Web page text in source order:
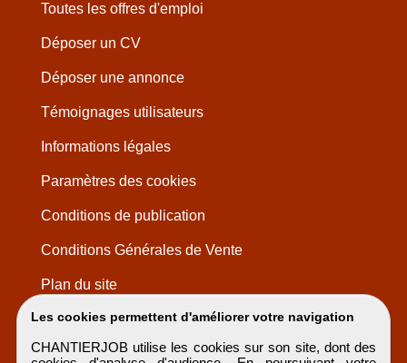
Les cookies permettent d'améliorer votre navigation
CHANTIERJOB utilise les cookies sur son site, dont des
Toutes les offres d'emploi
Déposer un CV
Déposer une annonce
Témoignages utilisateurs
Informations légales
Paramètres des cookies
Conditions de publication
Conditions Générales de Vente
Plan du site